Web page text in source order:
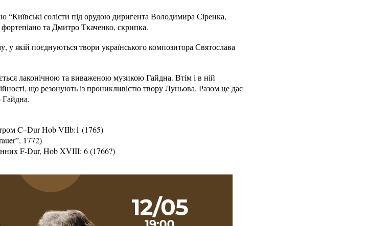
солісти під орудою диригента Володимира Сіренка,
та Дмитро Ткаченко, скрипка.
у якій поєднуються твори українського композитора Святослава
лаконічною та виваженою музикою Гайдна. Втім і в ній
що резонують із проникливістю твору Луньова. Разом це дає
Гайдна.
C–Dur Hob VIIb:1 (1765)
1772)
F-Dur, Hob XVIII: 6 (1766?)